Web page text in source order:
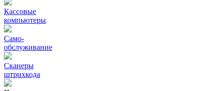
Кассовые
компьютеры
Само-
обслуживание
Сканеры
штрихкода